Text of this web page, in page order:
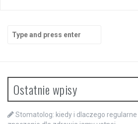
Search
for:
Ostatnie wpisy
Stomatolog: kiedy i dlaczego